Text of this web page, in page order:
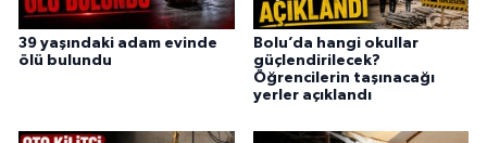
39 yaşındaki adam evinde
ölü bulundu
Bolu’da hangi okullar
güçlendirilecek?
Öğrencilerin taşınacağı
yerler açıklandı